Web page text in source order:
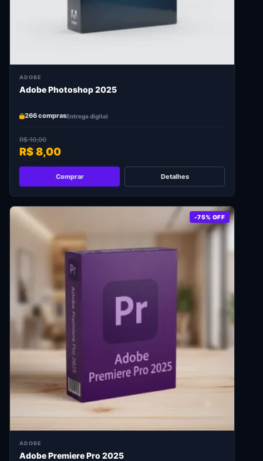
ADOBE
Adobe Photoshop 2025
266 comprasEntrega digital
R$ 10,00
R$ 8,00
Comprar Detalhes
-75% OFF
ADOBE
Adobe Premiere Pro 2025